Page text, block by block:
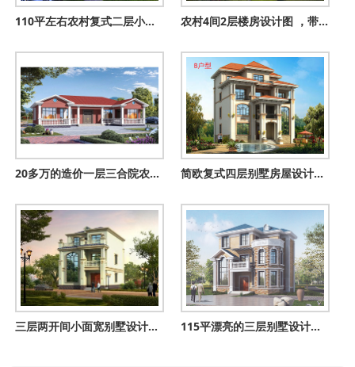
110平左右农村复式二层小楼设计图，外观非常受欢迎 农村4间2层楼房设计图 ，带有烤火房，适宜居住
20多万的造价一层三合院农村自建房效果图 简欧复式四层别墅房屋设计图，外观图高端、大气
三层两开间小面宽别墅设计图纸带外观效果图，95平方米 115平漂亮的三层别墅设计方案，外观图片大气、精致